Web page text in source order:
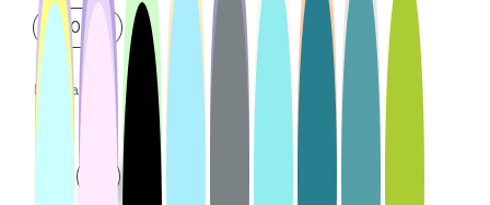
520 мл
Цвета: